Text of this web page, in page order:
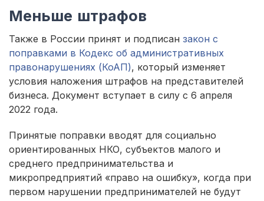
Меньше штрафов
Также в России принят и подписан закон с
поправками в Кодекс об административных
правонарушениях (КоАП), который изменяет
условия наложения штрафов на представителей
бизнеса. Документ вступает в силу с 6 апреля
2022 года.
Принятые поправки вводят для социально
ориентированных НКО, субъектов малого и
среднего предпринимательства и
микропредприятий «право на ошибку», когда при
первом нарушении предпринимателей не будут